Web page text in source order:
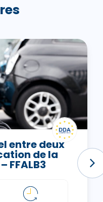
entre deux
de la
FFALB3